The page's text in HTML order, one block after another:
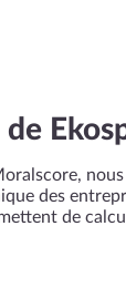
de
des
de